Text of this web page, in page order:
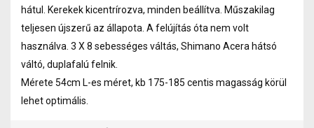
hátul. Kerekek kicentrírozva, minden beállítva. Műszakilag
teljesen újszerű az állapota. A felújítás óta nem volt
használva. 3 X 8 sebességes váltás, Shimano Acera hátsó
váltó, duplafalú felnik.
Mérete 54cm L-es méret, kb 175-185 centis magasság körül
lehet optimális.